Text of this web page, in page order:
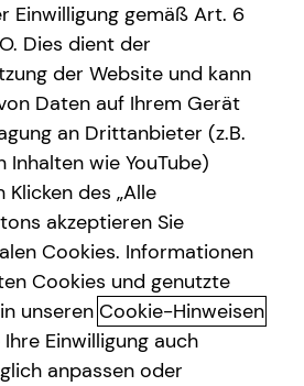
Bereswill
Sales Manager
und Umgebung
Bereswill
Einwilligung gemäß Art. 6
Dies dient der
der Website und kann
Daten auf Ihrem Gerät
an Drittanbieter (z.B.
wie YouTube)
des „Alle
akzeptieren Sie
Cookies. Informationen
Cookies und genutzte
unseren Cookie-Hinweisen
Einwilligung auch
anpassen oder